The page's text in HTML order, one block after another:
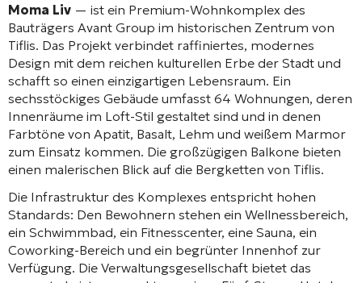
Moma Liv — ist ein Premium-Wohnkomplex des
Bauträgers Avant Group im historischen Zentrum von
Tiflis. Das Projekt verbindet raffiniertes, modernes
Design mit dem reichen kulturellen Erbe der Stadt und
schafft so einen einzigartigen Lebensraum. Ein
sechsstöckiges Gebäude umfasst 64 Wohnungen, deren
Innenräume im Loft-Stil gestaltet sind und in denen
Farbtöne von Apatit, Basalt, Lehm und weißem Marmor
zum Einsatz kommen. Die großzügigen Balkone bieten
einen malerischen Blick auf die Bergketten von Tiflis.
Die Infrastruktur des Komplexes entspricht hohen
Standards: Den Bewohnern stehen ein Wellnessbereich,
ein Schwimmbad, ein Fitnesscenter, eine Sauna, ein
Coworking-Bereich und ein begrünter Innenhof zur
Verfügung. Die Verwaltungsgesellschaft bietet das